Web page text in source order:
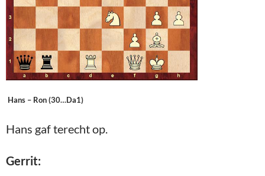
Hans – Ron (30…Da1)
Hans gaf terecht op.
Gerrit: